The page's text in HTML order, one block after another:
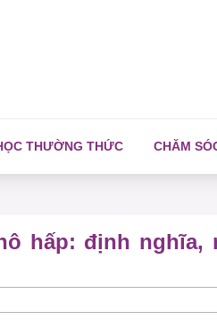
THƯỜNG THỨC CHĂM
hấp: định nghĩa,